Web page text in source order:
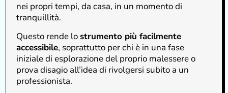
nei propri tempi, da casa, in un momento di
tranquillità.
Questo rende lostrumento più facilmente
accessibile, soprattutto per chi è in una fase
iniziale di esplorazione del proprio malessere o
prova disagio all’idea di rivolgersi subito a un
professionista.